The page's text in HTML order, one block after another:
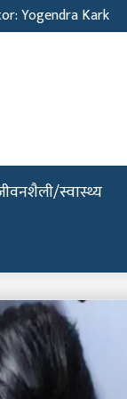
Yogendra Kark
स्वास्थ्य